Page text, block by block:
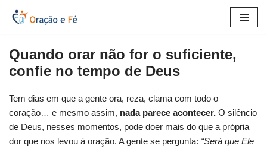
o
conteúdo
Quando orar não for o suficiente,
confie no tempo de Deus
Tem dias em que a gente ora, reza, clama com todo o
coração… e mesmo assim, nada parece acontecer. O silêncio
de Deus, nesses momentos, pode doer mais do que a própria
dor que nos levou à oração. A gente se pergunta: “Será que Ele